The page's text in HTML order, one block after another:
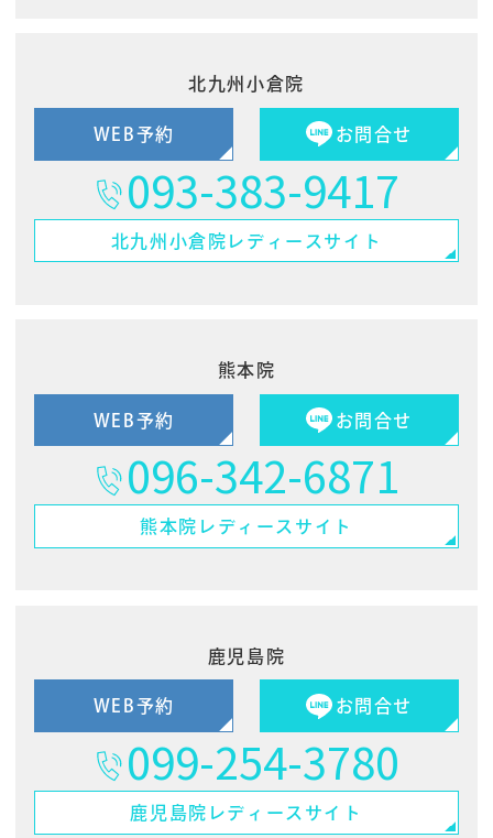
北九州小倉院
WEB予約 お問合せ
093-383-9417
北九州小倉院 レディースサイト
熊本院
WEB予約 お問合せ
096-342-6871
熊本院 レディースサイト
鹿児島院
WEB予約 お問合せ
099-254-3780
鹿児島院 レディースサイト